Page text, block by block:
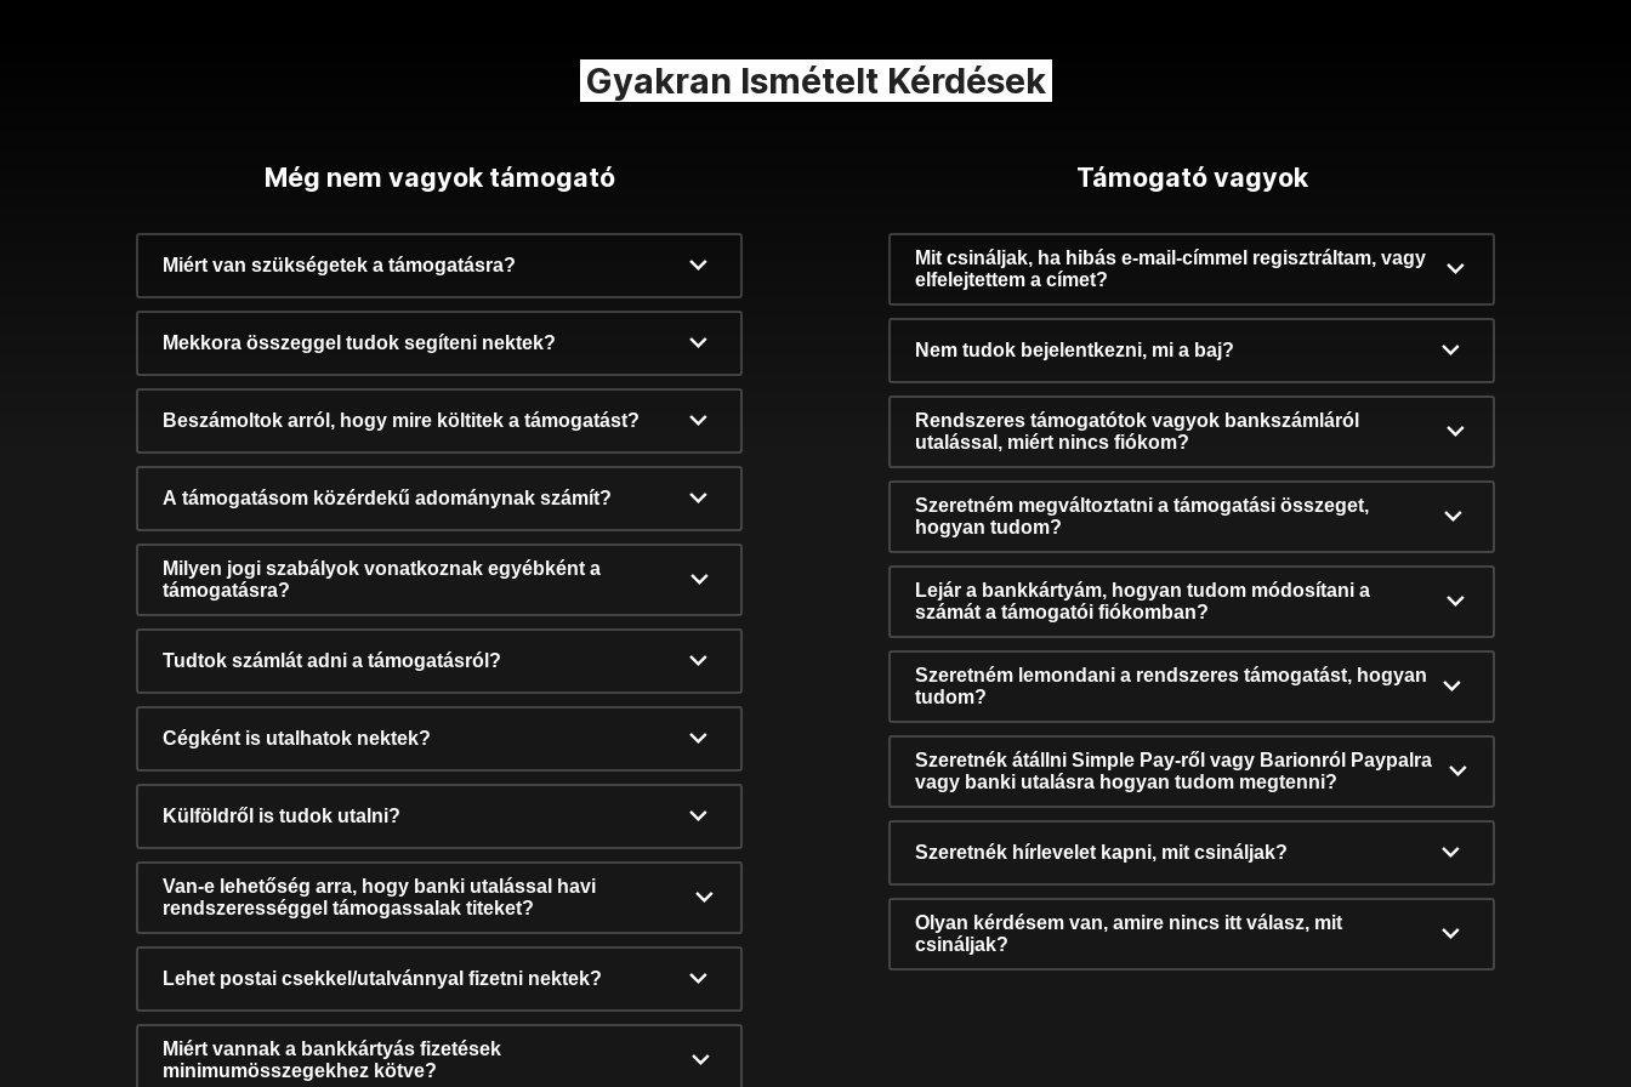
Gyakran Ismételt Kérdések
Még nem vagyok támogató
Miért van szükségetek a támogatásra?
Mekkora összeggel tudok segíteni nektek?
Beszámoltok arról, hogy mire költitek a támogatást?
A támogatásom közérdekű adománynak számít?
Milyen jogi szabályok vonatkoznak egyébként a
támogatásra?
Tudtok számlát adni a támogatásról?
Cégként is utalhatok nektek?
Külföldről is tudok utalni?
Van-e lehetőség arra, hogy banki utalással havi
rendszerességgel támogassalak titeket?
Lehet postai csekkel/utalvánnyal fizetni nektek?
Miért vannak a bankkártyás fizetések
minimumösszegekhez kötve?
Támogató vagyok
Mit csináljak, ha hibás e-mail-címmel regisztráltam, vagy
elfelejtettem a címet?
Nem tudok bejelentkezni, mi a baj?
Rendszeres támogatótok vagyok bankszámláról
utalással, miért nincs fiókom?
Szeretném megváltoztatni a támogatási összeget,
hogyan tudom?
Lejár a bankkártyám, hogyan tudom módosítani a
számát a támogatói fiókomban?
Szeretném lemondani a rendszeres támogatást, hogyan
tudom?
Szeretnék átállni Simple Pay-ről vagy Barionról Paypalra
vagy banki utalásra hogyan tudom megtenni?
Szeretnék hírlevelet kapni, mit csináljak?
Olyan kérdésem van, amire nincs itt válasz, mit
csináljak?